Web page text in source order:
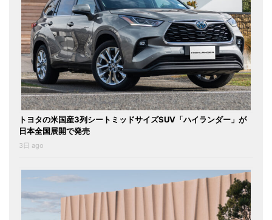
トヨタの米国産3列シートミッドサイズSUV「ハイランダー」が
日本全国展開で発売
3日 ago